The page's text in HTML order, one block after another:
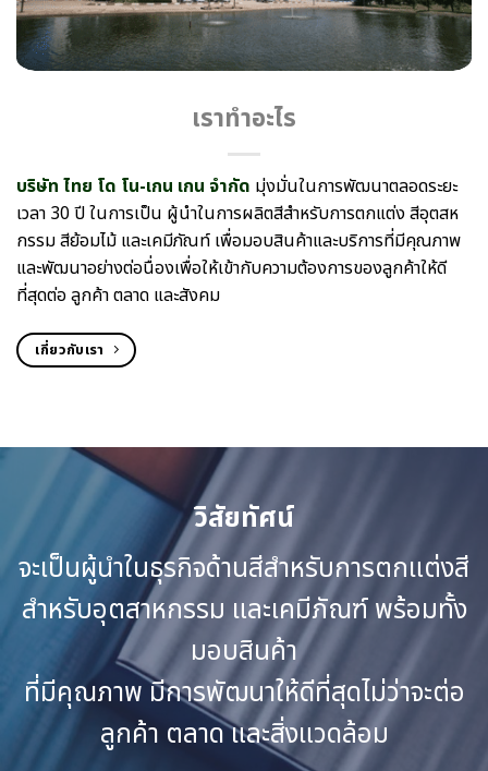
เราทำอะไร
บริษัท ไทย โด โน-เกน เกน จํากัด มุ่งมั่นในการพัฒนาตลอดระยะ
เวลา 30 ปี ในการเป็น ผู้นําในการผลิตสีสําหรับการตกแต่ง สีอุตสห
กรรม สีย้อมไม้ และเคมีภัณท์ เพื่อมอบสินค้าและบริการที่มีคุณภาพ
และพัฒนาอย่างต่อนื่องเพื่อให้เข้ากับความต้องการของลูกค้าให้ดี
ที่สุดต่อ ลูกค้า ตลาด และสังคม
เกี่ยวกับเรา
วิสัยทัศน์
จะเป็นผู้นำในธุรกิจด้านสีสำหรับการตกแต่งสี
สำหรับอุตสาหกรรม และเคมีภัณฑ์ พร้อมทั้ง
มอบสินค้า
ที่มีคุณภาพ มีการพัฒนาให้ดีที่สุดไม่ว่าจะต่อ
ลูกค้า ตลาด และสิ่งแวดล้อม